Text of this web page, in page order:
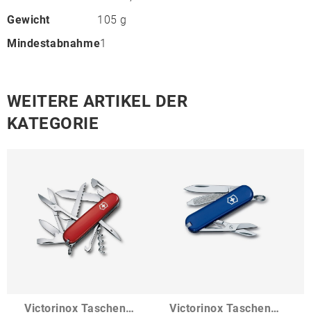
Gewicht
105 g
Mindestabnahme1
WEITERE ARTIKEL DER
KATEGORIE
Victorinox Taschenmesser Huntsman
Victorinox Taschenmesser Classic SD Colors